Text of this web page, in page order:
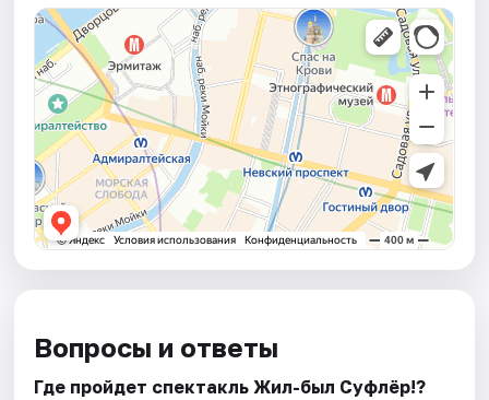
Вопросы и ответы
Где пройдет спектакль Жил-был Суфлёр!?